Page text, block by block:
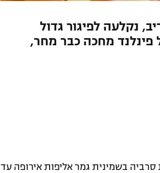
נקלעה לפיגור גדול
קריטי מול פינלנד מחכה כבר מחר,
הפסידה הערב (שלישי) 79:40 לנבחרת סרביה בשמינית גמר אליפות אירופה עד